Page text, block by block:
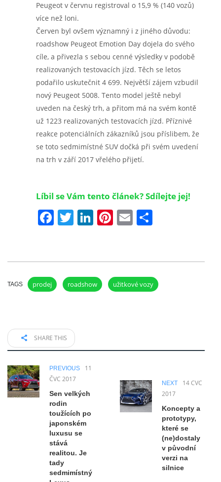
Peugeot v červnu registroval o 15,9 % (140 vozů)
více než loni.
Červen byl ovšem významný i z jiného důvodu:
roadshow Peugeot Emotion Day dojela do svého
cíle, a přivezla s sebou cenné výsledky v podobě
realizovaných testovacích jízd. Těch se letos
podařilo uskutečnit 4 699. Největší zájem vzbudil
nový Peugeot 5008. Tento model ještě nebyl
uveden na český trh, a přitom má na svém kontě
už 1223 realizovaných testovacích jízd. Příznivé
reakce potenciálních zákazníků jsou příslibem, že
se toto sedmimístné SUV dočká při svém uvedení
na trh v září 2017 vřelého přijetí.
Líbil se Vám tento článek? Sdílejte jej!
Facebook
Twitter
LinkedIn
Pinterest
Email
TAGS prodej roadshow užitkové vozy
SHARE THIS
PREVIOUS
11
ČVC 2017
Sen velkých
rodin
toužících po
japonském
luxusu se
stává
realitou. Je
tady
sedmimístný
NEXT
14 ČVC
2017
Koncepty a
prototypy,
které se
(ne)dostaly
v původní
verzi na
silnice